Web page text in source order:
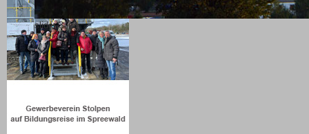
slider-3.jpg